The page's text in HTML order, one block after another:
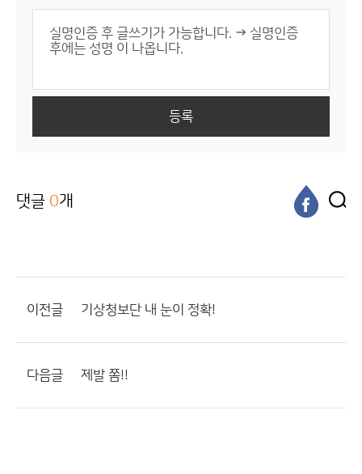
등록
댓글 0개
이전글 기상청보단 내 눈이 정확!
다음글 제발 쫌!!